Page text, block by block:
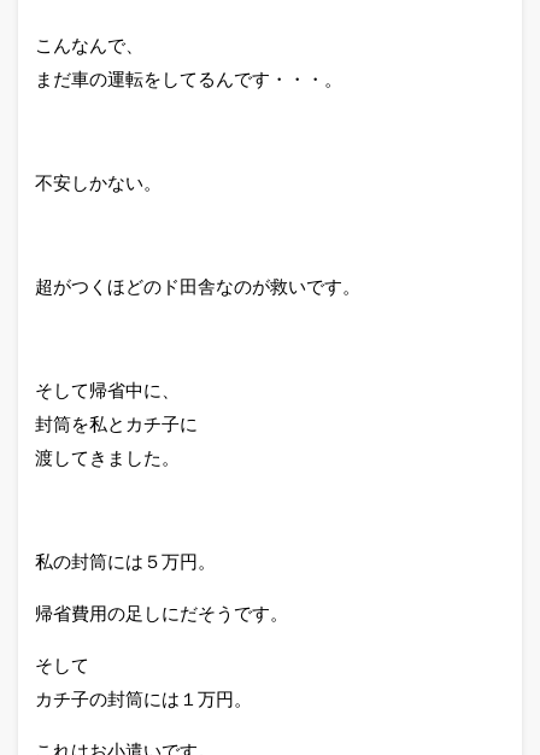
こんなんで、
まだ車の運転をしてるんです・・・。
不安しかない。
超がつくほどのド田舎なのが救いです。
そして帰省中に、
封筒を私とカチ子に
渡してきました。
私の封筒には５万円。
帰省費用の足しにだそうです。
そして
カチ子の封筒には１万円。
これはお小遣いです。